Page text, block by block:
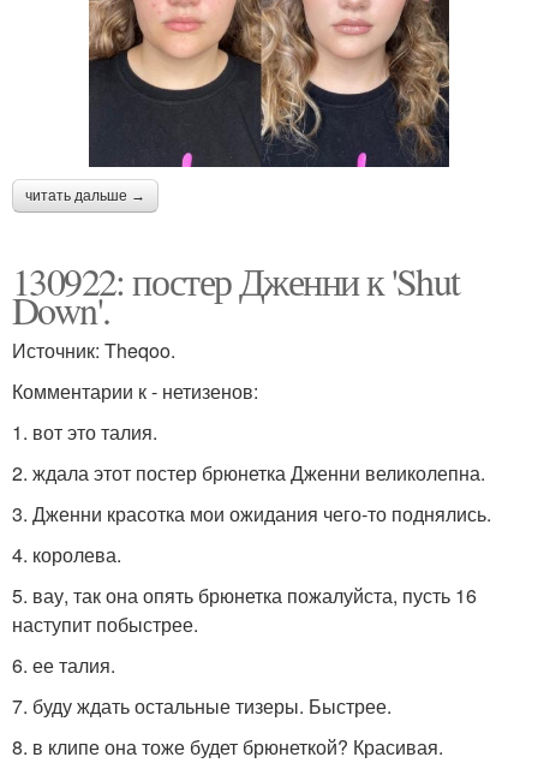
читать дальше →
130922: постер Дженни к 'Shut
Down'.
Источник: Theqoo.
Комментарии к - нетизенов:
1. вот это талия.
2. ждала этот постер брюнетка Дженни великолепна.
3. Дженни красотка мои ожидания чего-то поднялись.
4. королева.
5. вау, так она опять брюнетка пожалуйста, пусть 16
наступит побыстрее.
6. ее талия.
7. буду ждать остальные тизеры. Быстрее.
8. в клипе она тоже будет брюнеткой? Красивая.